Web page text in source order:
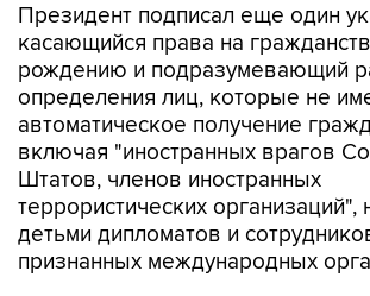
Президент подписал еще один
касающийся права на
рождению и подразумевающий
определения лиц, которые не
автоматическое получение
включая "иностранных врагов
Штатов, членов иностранных
террористических организаций",
детьми дипломатов и
признанных международных